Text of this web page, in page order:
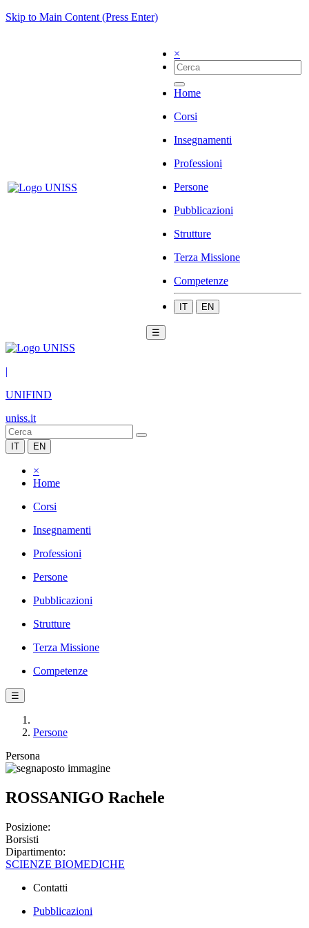
Skip to Main Content (Press Enter)
×
Home
Corsi
Insegnamenti
Professioni
Persone
Pubblicazioni
Strutture
Terza Missione
Competenze
IT EN
☰
|
UNIFIND
uniss.it
IT EN
×
Home
Corsi
Insegnamenti
Professioni
Persone
Pubblicazioni
Strutture
Terza Missione
Competenze
☰
Persone
Persona
ROSSANIGO Rachele
Posizione:
Borsisti
Dipartimento:
SCIENZE BIOMEDICHE
Contatti
Pubblicazioni